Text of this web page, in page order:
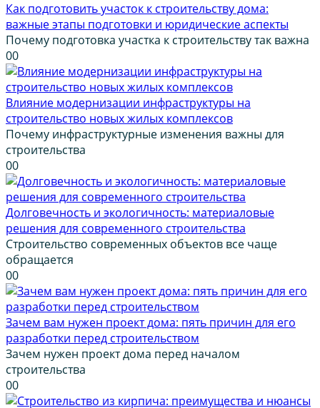
Как подготовить участок к строительству дома:
важные этапы подготовки и юридические аспекты
Почему подготовка участка к строительству так важна
00
Влияние модернизации инфраструктуры на
строительство новых жилых комплексов
Почему инфраструктурные изменения важны для
строительства
00
Долговечность и экологичность: материаловые
решения для современного строительства
Строительство современных объектов все чаще
обращается
00
Зачем вам нужен проект дома: пять причин для его
разработки перед строительством
Зачем нужен проект дома перед началом
строительства
00